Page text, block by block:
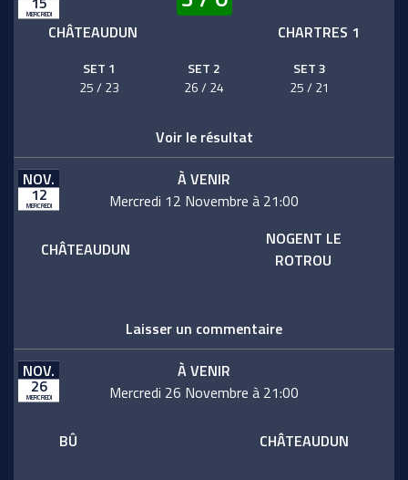
MERCREDI
CHÂTEAUDUN CHARTRES 1
SET 1
25 / 23
SET 2
26 / 24
SET 3
25 / 21
Voir le résultat
NOV.
12
MERCREDI
À VENIR
Mercredi 12 Novembre à 21:00
CHÂTEAUDUN
NOGENT LE
ROTROU
Laisser un commentaire
NOV.
26
MERCREDI
À VENIR
Mercredi 26 Novembre à 21:00
BÛ CHÂTEAUDUN